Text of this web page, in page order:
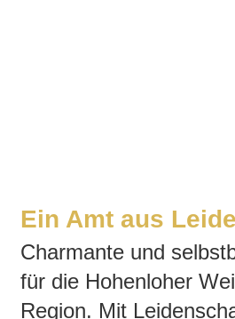
Ein Amt aus
Charmante und
für die Hohenloher
Region. Mit